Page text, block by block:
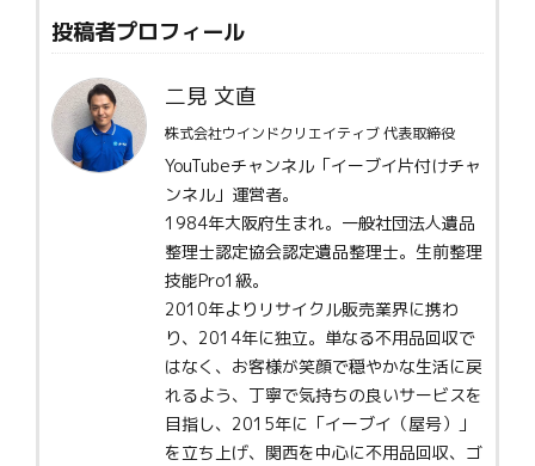
投稿者プロフィール
二見 文直
株式会社ウインドクリエイティブ 代表取締役
YouTubeチャンネル「イーブイ片付けチャ
ンネル」運営者。
1984年大阪府生まれ。一般社団法人遺品
整理士認定協会認定遺品整理士。生前整理
技能Pro1級。
2010年よりリサイクル販売業界に携わ
り、2014年に独立。単なる不用品回収で
はなく、お客様が笑顔で穏やかな生活に戻
れるよう、丁寧で気持ちの良いサービスを
目指し、2015年に「イーブイ（屋号）」
を立ち上げ、関西を中心に不用品回収、ゴ